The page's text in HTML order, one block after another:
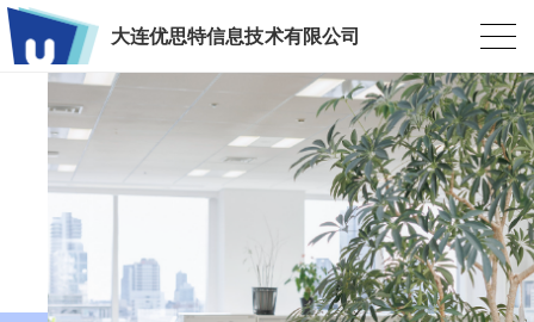
大连优思特信息技术有限公司